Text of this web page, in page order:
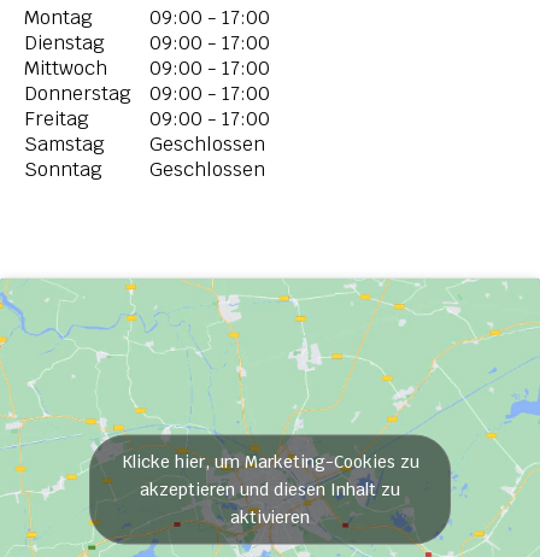
Montag
09:00 - 17:00
Dienstag
09:00 - 17:00
Mittwoch
09:00 - 17:00
Donnerstag
09:00 - 17:00
Freitag
09:00 - 17:00
Samstag
Geschlossen
Sonntag
Geschlossen
Klicke hier, um Marketing-Cookies zu
akzeptieren und diesen Inhalt zu
aktivieren